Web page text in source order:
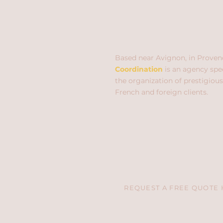
Based near Avignon, in
Coordination is an agency
the organization of
French and foreign clients.
REQUEST A FREE QUOTE